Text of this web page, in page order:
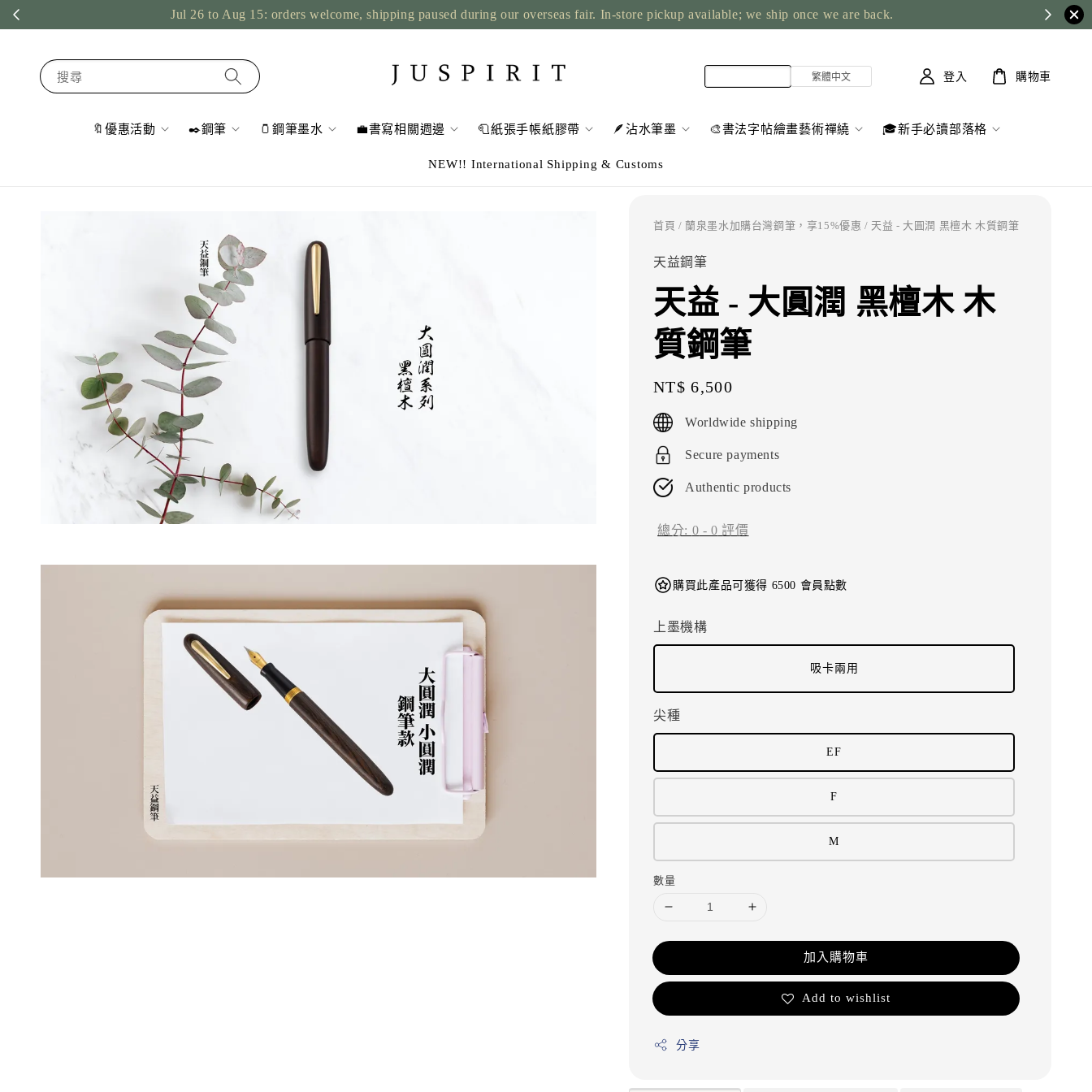
Jul 26 to Aug 15: orders welcome, shipping paused during our overseas fair. In-store pickup available; we ship once we are back.
搜尋
🔖優惠活動 ✒️鋼筆 🫙鋼筆墨水 💼書寫相關週邊 🧻紙張手帳紙膠帶 🪶沾水筆墨 🎨書法字帖繪畫藝術禪繞 🎓新手必讀部落格
NEW!! International Shipping & Customs
登入 購物車
首頁 / 蘭泉墨水加購台灣鋼筆，享15%優惠 / 天益 - 大圓潤 黑檀木 木質鋼筆
天益鋼筆
天益 - 大圓潤 黑檀木 木
質鋼筆
Regular
price
NT$ 6,500
Worldwide shipping
Secure payments
Authentic products
總分: 0 -0 評價
購買此產品可獲得 6500 會員點數
上墨機構
吸卡兩用
尖種
EF
F
M
數量
加入購物車
Add to wishlist
分享